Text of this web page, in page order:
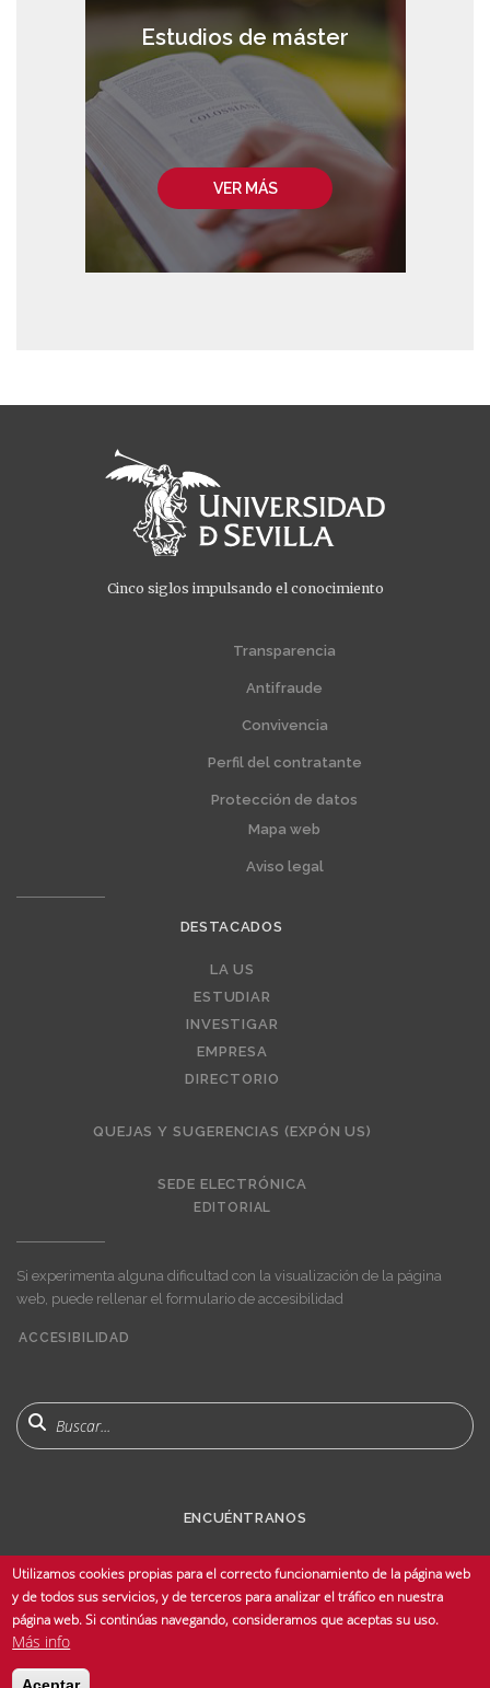
VER MÁS
Estudios de máster
Cinco siglos impulsando el conocimiento
Transparencia
Antifraude
Convivencia
Perfil del contratante
Protección de datos
Mapa web
Aviso legal
DESTACADOS
LA US
ESTUDIAR
INVESTIGAR
EMPRESA
DIRECTORIO
QUEJAS Y SUGERENCIAS (EXPÓN US)
SEDE ELECTRÓNICA
EDITORIAL
Si experimenta alguna dificultad con la visualización de la página
web, puede rellenar el formulario de accesibilidad
menu
ACCESIBILIDAD
Buscar
ENCUÉNTRANOS
© Copyright 2025 Universidad de Sevilla - Todos los derechos reservados -
Utilizamos cookies propias para el correcto funcionamiento de la página web
y de todos sus servicios, y de terceros para analizar el tráfico en nuestra
página web. Si continúas navegando, consideramos que aceptas su uso.
Más info